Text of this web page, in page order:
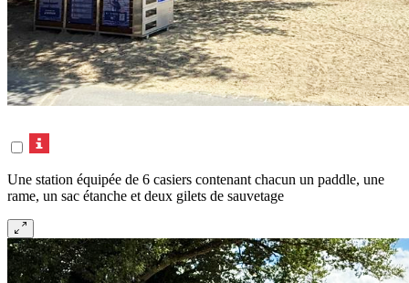
Une station équipée de 6 casiers contenant chacun un paddle, une
rame, un sac étanche et deux gilets de sauvetage